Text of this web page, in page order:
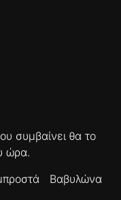
συμβαίνει θα το
ώρα.
Βαβυλώνα